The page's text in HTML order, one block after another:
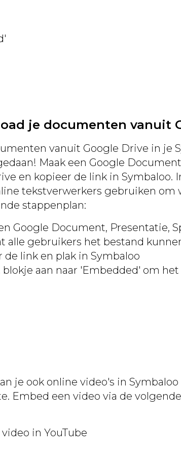
je documenten vanuit
vanuit Google Drive in je
Maak een Google
en kopieer de link in Symbaloo.
tekstverwerkers gebruiken om
stappenplan:
Google Document, Presentatie,
alle gebruikers het bestand
de link en plak in Symbaloo
blokje aan naar 'Embedded' om
je ook online video's in
Embed een video via de volgende
in YouTube